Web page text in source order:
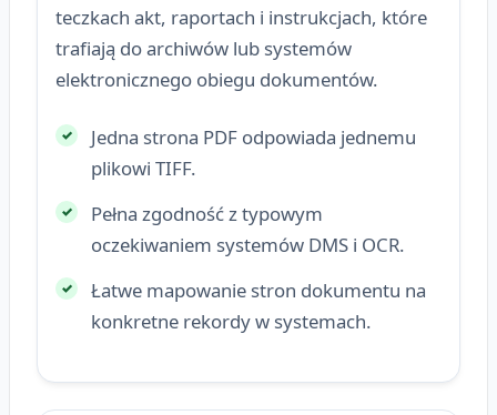
teczkach akt, raportach i instrukcjach, które
trafiają do archiwów lub systemów
elektronicznego obiegu dokumentów.
Jedna strona PDF odpowiada jednemu
plikowi TIFF.
Pełna zgodność z typowym
oczekiwaniem systemów DMS i OCR.
Łatwe mapowanie stron dokumentu na
konkretne rekordy w systemach.